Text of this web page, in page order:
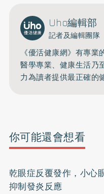
Uho編輯部
記者及編輯團隊
《優活健康網》有專
醫學專業、健康生活乃
力為讀者提供最正確的
你可能還會想看
乾眼症反覆發作，小心
抑制發炎反應